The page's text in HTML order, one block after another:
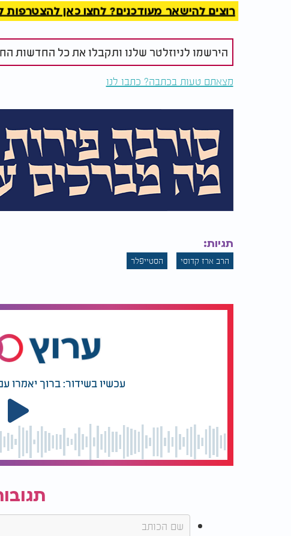
ילדינו מתוךטהרהומתוך קדושה. וכך נקרב את
בימינו.
אמן כן יהי רצון.
רוצים להישאר מעודכנים? לחצו כאן להצטרפות
הירשמו לניוזלטר שלנו ותקבלו את כל החדשות
מצאתם טעות בכתבה? כתבו לנו
תגיות:
הרב ארז קדוסי הסטייפלר
עכשיו בשידור: ברוך יאמרו